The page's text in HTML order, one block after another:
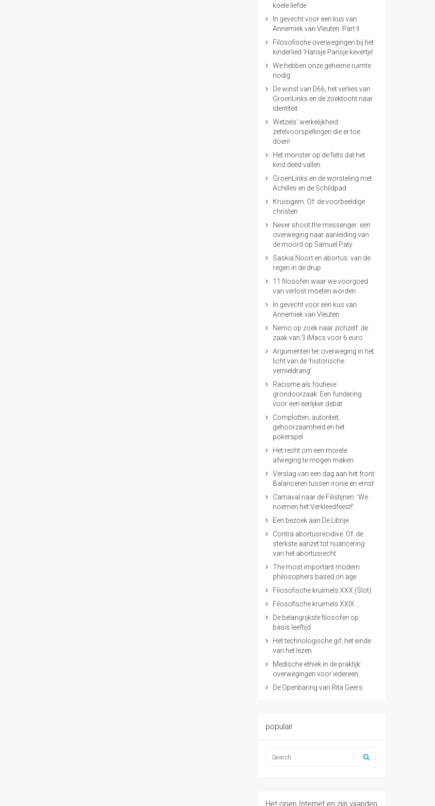
koele liefde
In gevecht voor een kus van
Annemiek van Vleuten. Part II
Filosofische overwegingen bij het
kinderlied ‘Hansje Pansje kevertje’
We hebben onze geheime ruimte
nodig
De winst van D66, het verlies van
GroenLinks en de zoektocht naar
identiteit
Wetzels’ werkelijkheid:
zetelvoorspellingen die er toe
doen!
Het monster op de fiets dat het
kind deed vallen
GroenLinks en de worsteling met
Achilles en de Schildpad
Kruisigem. Of: de voorbeeldige
christen
Never shoot the messenger: een
overweging naar aanleiding van
de moord op Samuel Paty
Saskia Noort en abortus: van de
regen in de drup
11 filosofen waar we voorgoed
van verlost moeten worden
In gevecht voor een kus van
Annemiek van Vleuten
Nemo op zoek naar zichzelf: de
zaak van 3 iMacs voor 6 euro
Argumenten ter overweging in het
licht van de ‘historische
vernieldrang’
Racisme als foutieve
grondoorzaak: Een fundering
voor een eerlijker debat
Complotten, autoriteit,
gehoorzaamheid en het
pokerspel
Het recht om een morele
afweging te mogen maken
Verslag van een dag aan het front:
Balanceren tussen ironie en ernst
Carnaval naar de Filistijnen: ‘We
noemen het Verkleedfeest!’
Een bezoek aan De Librije
Contra abortusrecidive. Of: de
sterkste aanzet tot nuancering
van het abortusrecht
The most important modern
philosophers based on age
Filosofische kruimels XXX (Slot)
Filosofische kruimels XXIX
De belangrijkste filosofen op
basis leeftijd
Het technologische gif, het einde
van het lezen
Medische ethiek in de praktijk:
overwegingen voor iedereen
De Openbaring van Rita Geers
populair
Het open Internet en zijn vijanden